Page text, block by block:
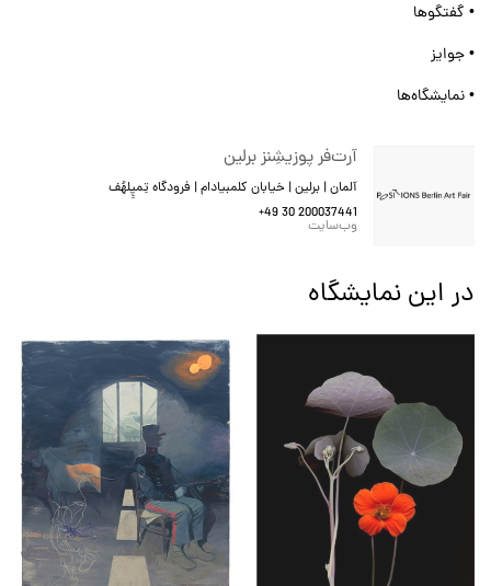
• گفتگوها
• جوایز
• نمایشگاه‌ها
آرت‌فر پوزیشِنز برلین
آلمان | برلین | خیابان کلمبیادام | فرودگاه تِمپِِلهُف
+49 30 200037441
وب‌سایت
در این نمایشگاه